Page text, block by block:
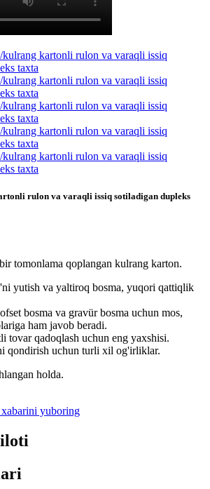
rulon va varaqli issiq sotiladigan dupleks
tomonlama qoplangan kulrang karton.
yutish va yaltiroq bosma, yuqori qattiqlik
bosma va gravür bosma uchun mos,
ham javob beradi.
tovar qadoqlash uchun eng yaxshisi.
qondirish uchun turli xil og'irliklar.
holda.
yuboring